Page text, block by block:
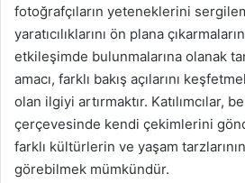
fotoğrafçıların yeteneklerini
yaratıcılıklarını ön plana
etkileşimde bulunmalarına olanak
amacı, farklı bakış açılarını
olan ilgiyi artırmaktır. Katılımcılar,
çerçevesinde kendi çekimlerini
farklı kültürlerin ve yaşam tarzlarının
görebilmek mümkündür.